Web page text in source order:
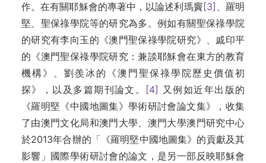
作。在有關耶穌會的專著中，以論述利瑪竇 [3] 、羅明
堅、聖保祿學院等的研究為多。例如有關聖保祿學院
的研究有李向玉的《澳門聖保祿學院研究》、戚印平
的《澳門聖保祿學院研究：兼談耶穌會在東方的教育
機構》、劉羨冰的《澳門聖保祿學院歷史價值初
探》，以及多篇期刊論文。
[4] 又例如近年出版的
《羅明堅《中國地圖集》學術研討會論文集》，收集
了由澳門文化局和澳門大學、澳門大學澳門研究中心
於2013年合辦的「《羅明堅中國地圖集》的貢獻及其
影響」國際學術研討會的論文，是另一部反映耶穌會